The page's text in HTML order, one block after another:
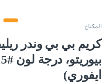
المكياج
كريم بي بي وندر
ايفوري)